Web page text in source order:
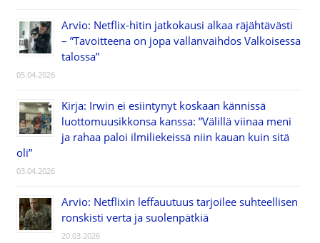
Arvio: Netflix-hitin jatkokausi alkaa räjähtävästi
– ”Tavoitteena on jopa vallanvaihdos Valkoisessa
talossa”
05.04.2026
Kirja: Irwin ei esiintynyt koskaan kännissä
luottomuusikkonsa kanssa: ”Välillä viinaa meni
ja rahaa paloi ilmiliekeissä niin kauan kuin sitä
oli”
03.04.2026
Arvio: Netflixin leffauutuus tarjoilee suhteellisen
ronskisti verta ja suolenpätkiä
20.03.2026